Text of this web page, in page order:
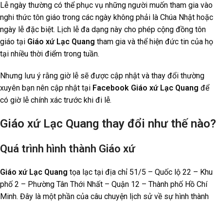
Lễ ngày thường có thể phục vụ những người muốn tham gia vào
nghi thức tôn giáo trong các ngày không phải là Chúa Nhật hoặc
ngày lễ đặc biệt. Lịch lễ đa dạng này cho phép cộng đồng tôn
giáo tại Giáo xứ Lạc Quang tham gia và thể hiện đức tin của họ
tại nhiều thời điểm trong tuần.
Nhưng lưu ý rằng giờ lễ sẽ được cập nhật và thay đổi thường
xuyên bạn nên cập nhật tại Facebook Giáo xứ Lạc Quang để
có giờ lễ chính xác trước khi đi lễ.
Giáo xứ Lạc Quang thay đổi như thế nào?
Quá trình hình thành Giáo xứ
Giáo xứ Lạc Quang tọa lạc tại địa chỉ 51/5 – Quốc lộ 22 – Khu
phố 2 – Phường Tân Thới Nhất – Quận 12 – Thành phố Hồ Chí
Minh. Đây là một phần của câu chuyện lịch sử về sự hình thành